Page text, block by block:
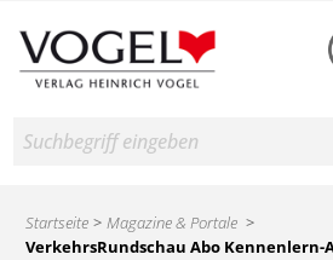
Suche
Startseite
Magazine & Portale
VerkehrsRundschau Abo Kennenlern-